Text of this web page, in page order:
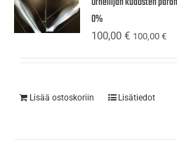
0%
100,00€ 100,00€
Lisää ostoskoriin Lisätiedot